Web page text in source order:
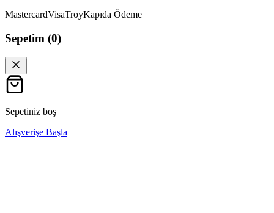
MastercardVisaTroyKapıda Ödeme
Sepetim (0)
Sepetiniz boş
Alışverişe Başla